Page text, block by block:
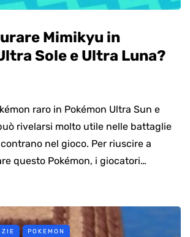
Mimikyu in
Sole e Ultra Luna?
raro in Pokémon Ultra Sun e
rivelarsi molto utile nelle battaglie
nel gioco. Per riuscire a
questo Pokémon, i giocatori…
POKEMON